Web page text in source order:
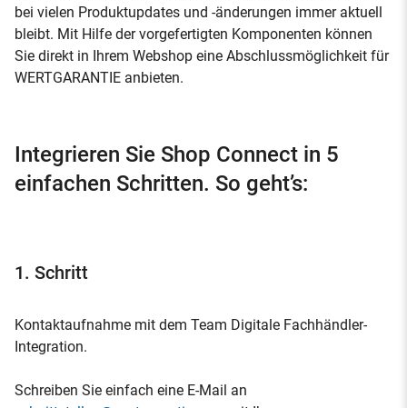
bei vielen Produktupdates und -änderungen immer aktuell
bleibt. Mit Hilfe der vorgefertigten Komponenten können
Sie direkt in Ihrem Webshop eine Abschlussmöglichkeit für
WERTGARANTIE anbieten.
Integrieren Sie Shop Connect in 5
einfachen Schritten. So geht’s:
1. Schritt
Kontaktaufnahme mit dem Team Digitale Fachhändler-
Integration.
Schreiben Sie einfach eine E-Mail an